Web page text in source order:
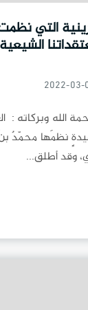
التي
الله وبركاته :
نظمَها محمّدٌ
وقد أطلق...